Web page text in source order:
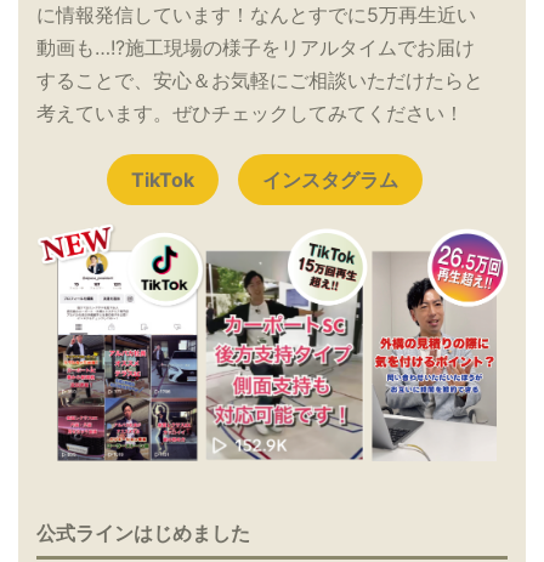
に情報発信しています！なんとすでに5万再生近い
動画も…!?施工現場の様子をリアルタイムでお届け
することで、安心＆お気軽にご相談いただけたらと
考えています。ぜひチェックしてみてください！
TikTok インスタグラム
公式ラインはじめました